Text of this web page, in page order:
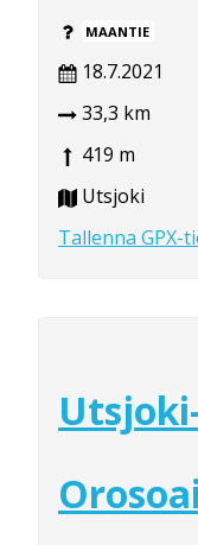
MAANTIE
18.7.2021
33,3 km
419 m
Utsjoki
Tallenna GPX-